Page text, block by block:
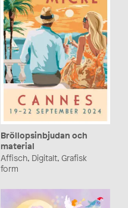
Bröllopsinbjudan och
material
Affisch, Digitalt, Grafisk
form